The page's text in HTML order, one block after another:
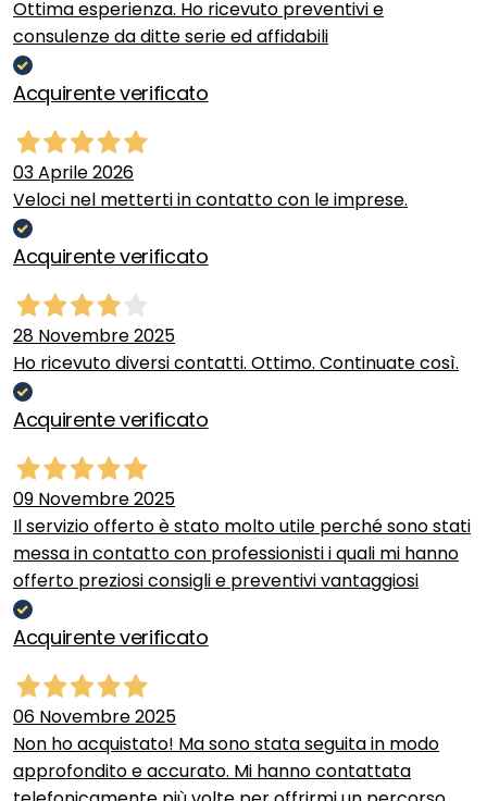
Ottima esperienza. Ho ricevuto preventivi e
consulenze da ditte serie ed affidabili
Acquirente verificato
03 Aprile 2026
Veloci nel metterti in contatto con le imprese.
Acquirente verificato
28 Novembre 2025
Ho ricevuto diversi contatti. Ottimo. Continuate così.
Acquirente verificato
09 Novembre 2025
Il servizio offerto è stato molto utile perché sono stati
messa in contatto con professionisti i quali mi hanno
offerto preziosi consigli e preventivi vantaggiosi
Acquirente verificato
06 Novembre 2025
Non ho acquistato! Ma sono stata seguita in modo
approfondito e accurato. Mi hanno contattata